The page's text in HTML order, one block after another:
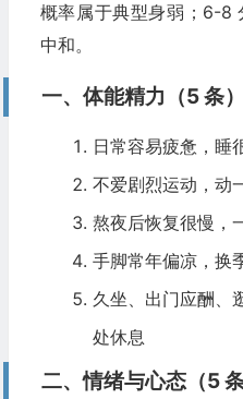
概率属于典型身弱；6-8
中和。
一、体能精力（5 条）
日常容易疲惫，睡
不爱剧烈运动，动
熬夜后恢复很慢，
手脚常年偏凉，换
久坐、出门应酬、
处休息
二、情绪与心态（5 条